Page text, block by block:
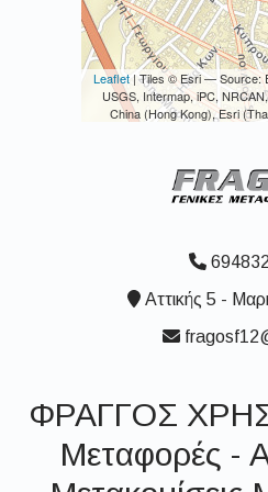
Leaflet| Tiles © Esri — Source:
USGS, Intermap, iPC,
China (Hong Kong), Esri
Αττικής 5 -
ΦΡΑΓΓΟΣ
Μεταφορές -